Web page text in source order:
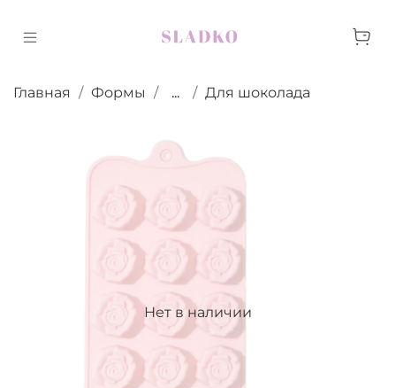
Главная Формы ... Для шоколада
Нет в наличии